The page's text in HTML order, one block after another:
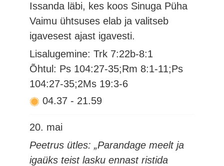
Issanda läbi, kes koos Sinuga Püha
Vaimu ühtsuses elab ja valitseb
igavesest ajast igavesti.
Lisalugemine: Trk 7:22b-8:1
Õhtul: Ps 104:27-35;Rm 8:1-11;Ps
104:27-35;2Ms 19:3-6
04.37 - 21.59
20. mai
Peetrus ütles: „Parandage meelt ja
igaüks teist lasku ennast ristida